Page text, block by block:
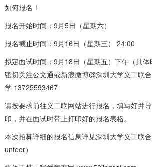
如何报名！
报名开始时间：9月5日（星期六）
报名截止时间：9月16日（星期三） 24:00
拟定面试时间：9月18日（星期五）下午（具
密切关注公文通或新浪微博@深圳大学义工联
学 13725593467
请按要求前往义工联网站进行报名，填写好并
印，并在面试时带上打印好的报名表格。
本次招募详细的报名信息详见深圳大学义工联
unteer）